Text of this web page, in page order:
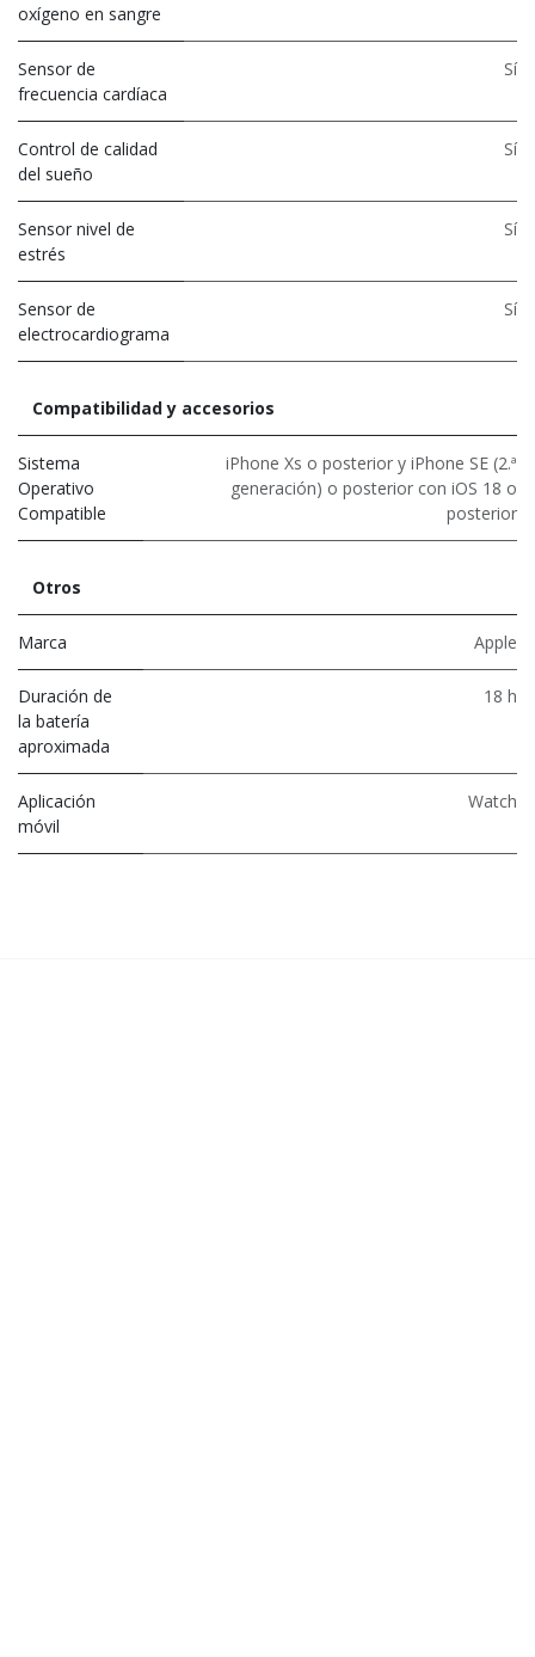
oxígeno en sangre
Sensor de
frecuencia cardíaca
Sí
Control de calidad
del sueño
Sí
Sensor nivel de
estrés
Sí
Sensor de
electrocardiograma
Sí
Compatibilidad y accesorios
Sistema
Operativo
Compatible
iPhone Xs o posterior y iPhone SE (2.ª
generación) o posterior con iOS 18 o
posterior
Otros
Marca Apple
Duración de
la batería
aproximada
18 h
Aplicación
móvil
Watch